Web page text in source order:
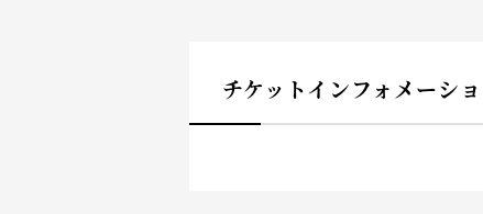
チケットインフォメーシ